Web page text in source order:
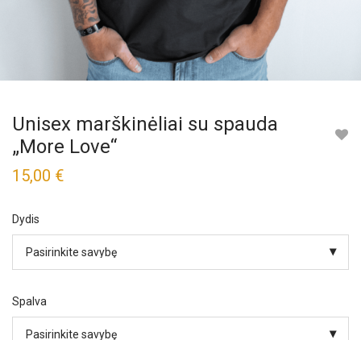
Unisex marškinėliai su spauda
„More Love“
15,00 €
Dydis
Spalva